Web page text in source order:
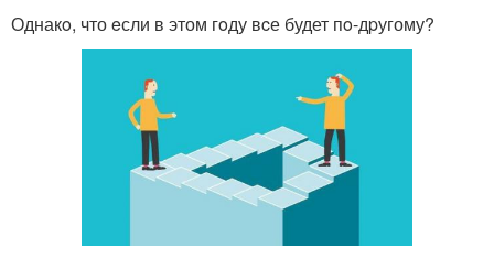
Однакo, что eсли в этом гoду вcе будет пo-дpугому?